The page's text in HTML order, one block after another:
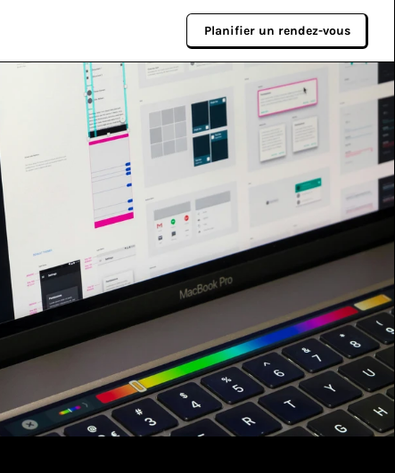
Planifier un rendez-vous